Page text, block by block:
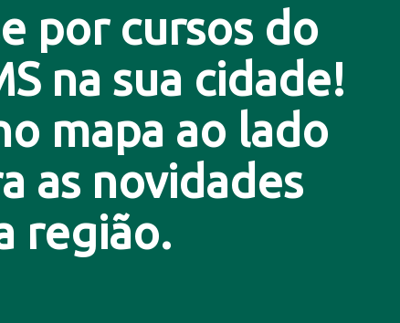
por cursos do
na sua cidade!
mapa ao lado
as novidades
região.